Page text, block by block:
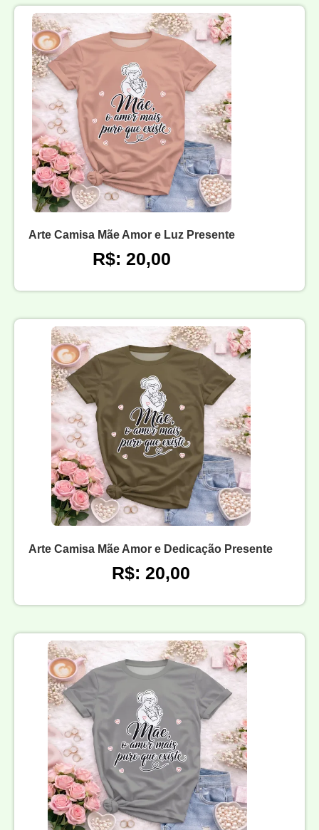
Arte Camisa Mãe Amor e Luz Presente
R$: 20,00
Arte Camisa Mãe Amor e Dedicação Presente
R$: 20,00